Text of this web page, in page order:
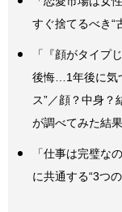
すぐ捨てるべき“
「『顔がタイプ
後悔…1年後に気
ス”／顔？中身？
が調べてみた結
「仕事は完璧な
に共通する“3つ